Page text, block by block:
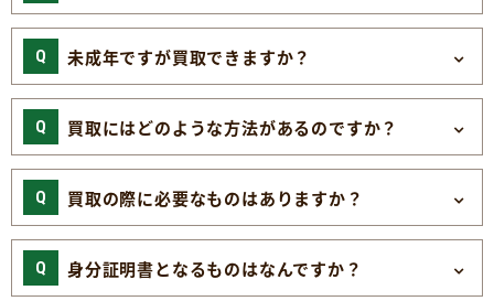
未成年ですが買取できますか？
買取にはどのような方法があるのですか？
買取の際に必要なものはありますか？
身分証明書となるものはなんですか？